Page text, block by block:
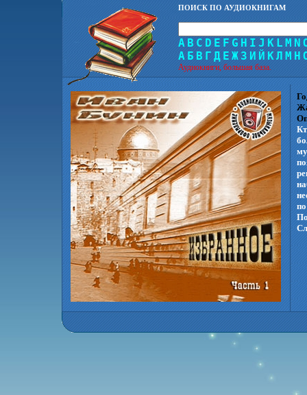
ПОИСК ПО АУДИОКНИГАМ
A B C D E F G H I J K L M N
А Б В Г Д Е Ж З И Й КЛ М Н
Аудиокниги, большая база.